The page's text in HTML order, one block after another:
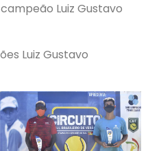
Luiz Gustavo
Luiz Gustavo